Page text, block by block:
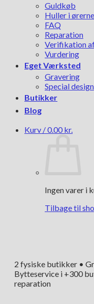
Guldkøb
Huller i ørerne
FAQ
Reparation
Verifikation
Vurdering
Eget Værksted
Gravering
Special design
Butikker
Blog
Kurv /0.00 kr.
Ingen varer i
Tilbage til
2 fysiske butikker •
Bytteservice i +300
reparation